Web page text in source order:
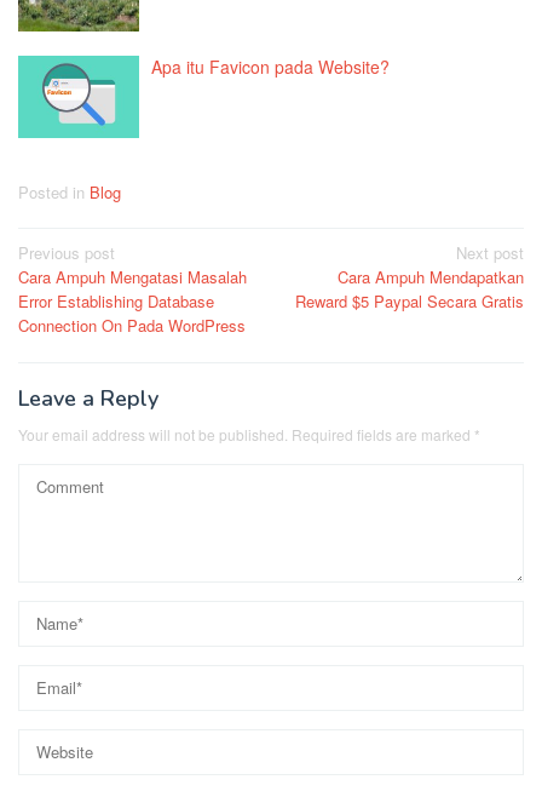
Apa itu Favicon pada Website?
Posted in Blog
Post
navigation
Previous post
Cara Ampuh Mengatasi Masalah
Error Establishing Database
Connection On Pada WordPress
Next post
Cara Ampuh Mendapatkan
Reward $5 Paypal Secara Gratis
Leave a Reply
Your email address will not be published. Required fields are marked *